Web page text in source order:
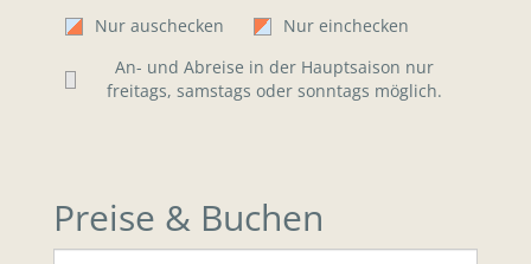
Nur auschecken
Nur einchecken
An- und Abreise in der Hauptsaison nur
freitags, samstags oder sonntags möglich.
Preise & Buchen